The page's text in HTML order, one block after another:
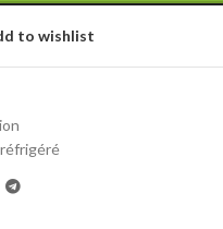
to wishlist
réfrigéré